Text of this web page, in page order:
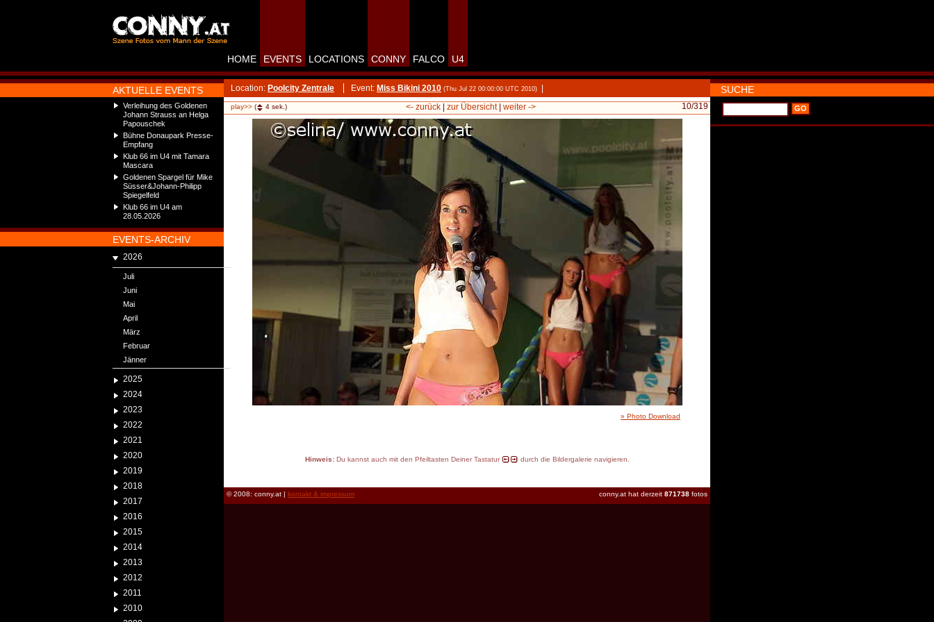
AKTUELLE EVENTS
Verleihung des Goldenen
Johann Strauss an Helga
Papouschek
Bühne Donaupark Presse-
Empfang
Klub 66 im U4 mit Tamara
Mascara
Goldenen Spargel für Mike
Süsser&Johann-Philipp
Spiegelfeld
Klub 66 im U4 am
28.05.2026
EVENTS-ARCHIV
2026
Juli
Juni
Mai
April
März
Februar
Jänner
2025
2024
2023
2022
2021
2020
2019
2018
2017
2016
2015
2014
2013
2012
2011
2010
HOME EVENTS LOCATIONS CONNY FALCO U4
Location: Poolcity Zentrale Event: Miss Bikini 2010 (Thu Jul 22 00:00:00 UTC 2010)
play>> ( 4 sek.) 10/319
<- zurück| zur Übersicht| weiter ->
» Photo Download
Hinweis:Du kannst auch mit den Pfeiltasten Deiner Tastatur durch die Bildergalerie navigieren.
conny.at hat derzeit 871738 fotos
© 2008: conny.at | kontakt & impressum
SUCHE